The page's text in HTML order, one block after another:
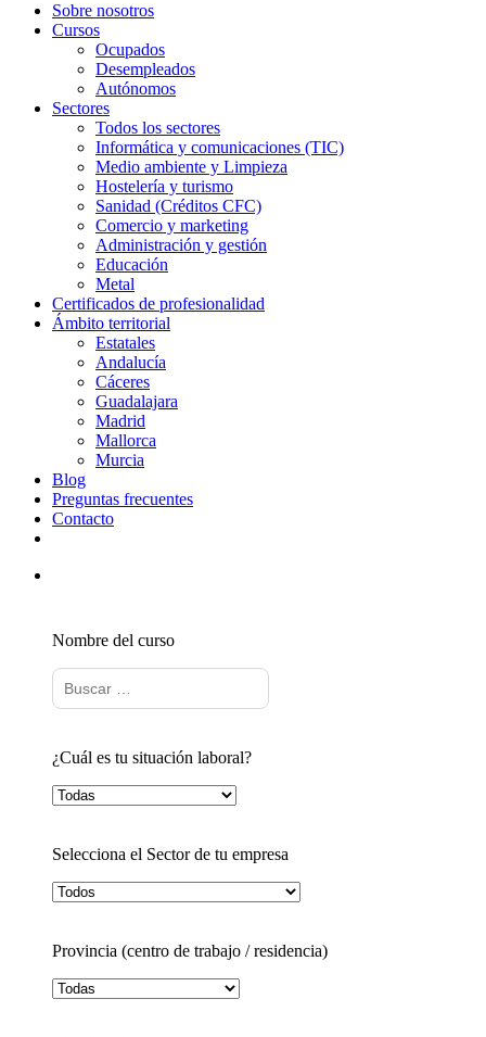
Sobre nosotros
Cursos
Ocupados
Desempleados
Autónomos
Sectores
Todos los sectores
Informática y comunicaciones (TIC)
Medio ambiente y Limpieza
Hostelería y turismo
Sanidad (Créditos CFC)
Comercio y marketing
Administración y gestión
Educación
Metal
Certificados de profesionalidad
Ámbito territorial
Estatales
Andalucía
Cáceres
Guadalajara
Madrid
Mallorca
Murcia
Blog
Preguntas frecuentes
Contacto
Nombre del curso
¿Cuál es tu situación laboral?
Selecciona el Sector de tu empresa
Provincia (centro de trabajo / residencia)